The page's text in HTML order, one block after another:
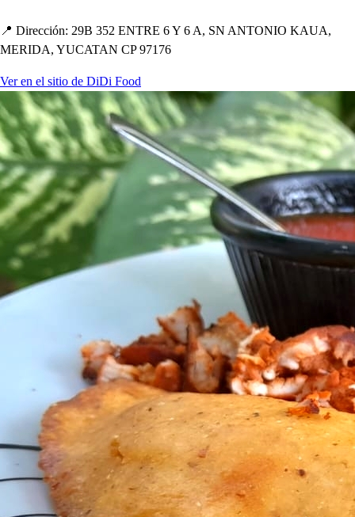
📍 Dirección: 29B 352 ENTRE 6 Y 6 A, SN ANTONIO KAUA,
MERIDA, YUCATAN CP 97176
Ver en el sitio de DiDi Food